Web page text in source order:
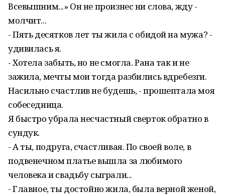
Всевышним...» Он не произнес ни слова, жду -
молчит...
- Пять десятков лет ты жила с обидой на мужа? -
удивилась я.
- Хотела забыть, но не смогла. Рана так и не
зажила, мечты мои тогда разбились вдребезги.
Насильно счастлив не будешь, - прошептала моя
собеседница.
Я быстро убрала несчастный сверток обратно в
сундук.
- А ты, подруга, счастливая. По своей воле, в
подвенечном платье вышла за любимого
человека и свадьбу сыграли...
- Главное, ты достойно жила, была верной женой,